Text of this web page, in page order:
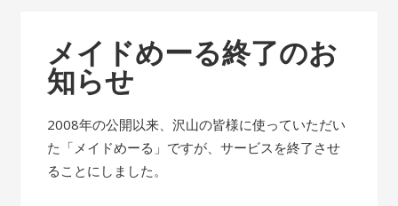
メイドめーる終了のお
知らせ
2008年の公開以来、沢山の皆様に使っていただい
た「メイドめーる」ですが、サービスを終了させ
ることにしました。